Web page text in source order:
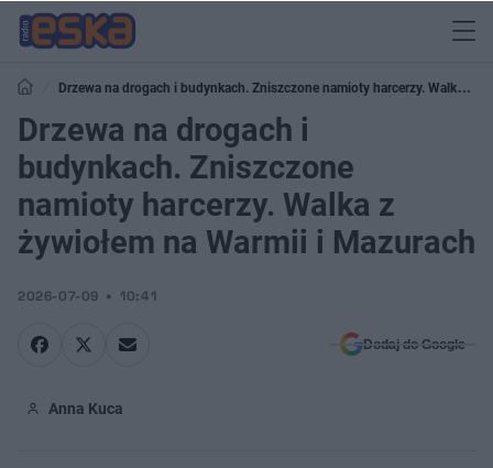
Drzewa na drogach i budynkach. Zniszczone namioty harcerzy. Walka z
żywiołem na Warmii i Mazurach
Drzewa na drogach i
budynkach. Zniszczone
namioty harcerzy. Walka z
żywiołem na Warmii i Mazurach
2026-07-09 10:41
Dodaj do Google
Anna Kuca